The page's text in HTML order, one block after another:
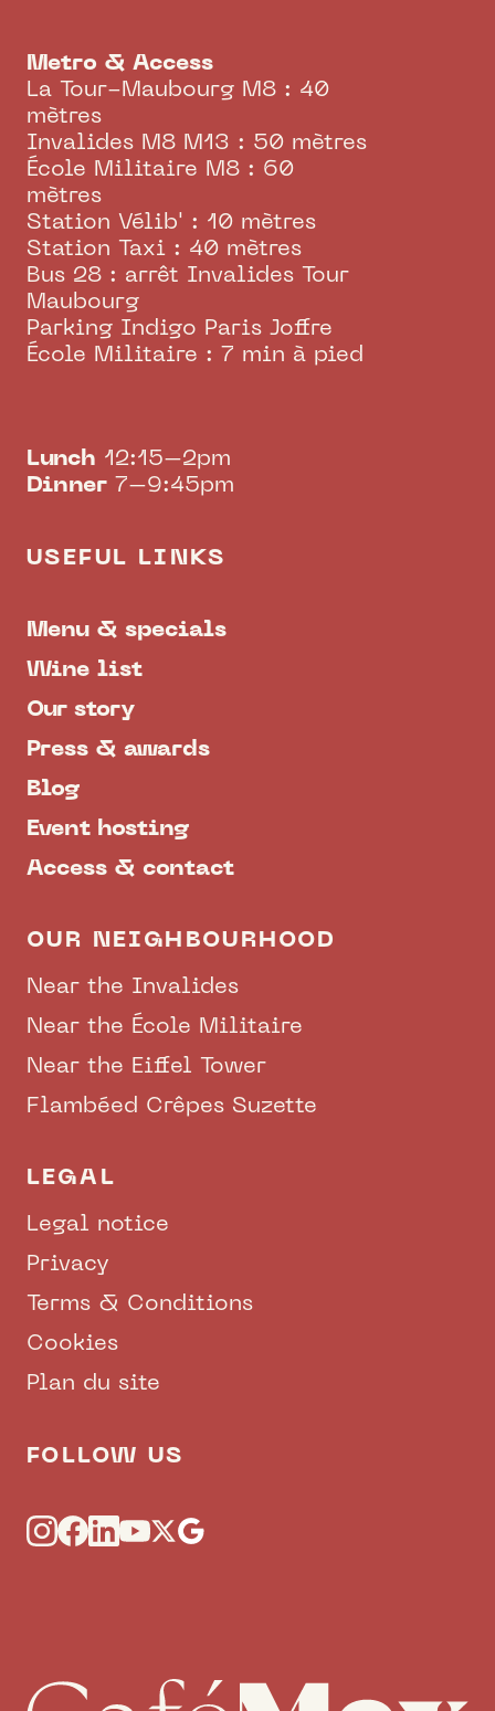
Metro & Access
La Tour-Maubourg M8 : 40
mètres
Invalides M8 M13 : 50 mètres
École Militaire M8 : 60
mètres
Station Vélib' : 10 mètres
Station Taxi : 40 mètres
Bus 28 : arrêt Invalides Tour
Maubourg
Parking Indigo Paris Joffre
École Militaire : 7 min à pied
Lunch 12:15–2pm
Dinner 7–9:45pm
USEFUL LINKS
Menu & specials
Wine list
Our story
Press & awards
Blog
Event hosting
Access & contact
OUR NEIGHBOURHOOD
Near the Invalides
Near the École Militaire
Near the Eiffel Tower
Flambéed Crêpes Suzette
LEGAL
Legal notice
Privacy
Terms & Conditions
Cookies
Plan du site
FOLLOW US